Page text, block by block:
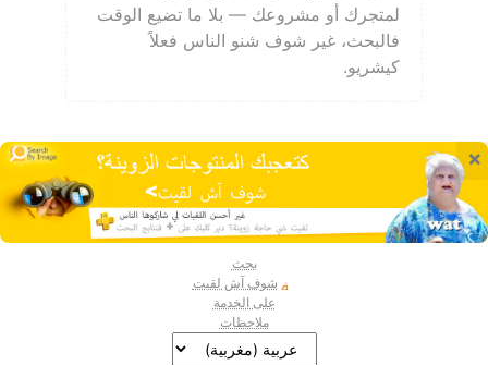
لمتجرك أو مشروعك — بلا ما تضيع الوقت
فالبحث، غير شوف شنو الناس فعلاً
كيشريو.
×
بحث
شوف آش لقيت
على الخدمة
ملاحظات